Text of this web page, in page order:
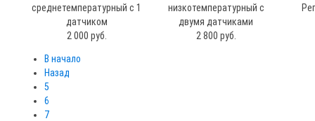
среднетемпературный с 1
датчиком
2 000 руб.
низкотемпературный с
двумя датчиками
2 800 руб.
В начало
Назад
5
6
7